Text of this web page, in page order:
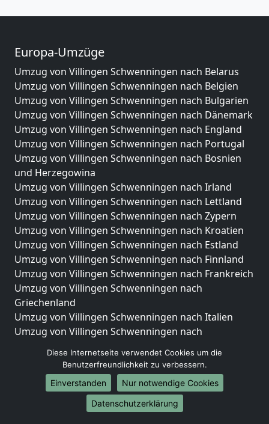
Europa-Umzüge
Umzug von Villingen Schwenningen nach Belarus
Umzug von Villingen Schwenningen nach Belgien
Umzug von Villingen Schwenningen nach Bulgarien
Umzug von Villingen Schwenningen nach Dänemark
Umzug von Villingen Schwenningen nach England
Umzug von Villingen Schwenningen nach Portugal
Umzug von Villingen Schwenningen nach Bosnien
und Herzegowina
Umzug von Villingen Schwenningen nach Irland
Umzug von Villingen Schwenningen nach Lettland
Umzug von Villingen Schwenningen nach Zypern
Umzug von Villingen Schwenningen nach Kroatien
Umzug von Villingen Schwenningen nach Estland
Umzug von Villingen Schwenningen nach Finnland
Umzug von Villingen Schwenningen nach Frankreich
Umzug von Villingen Schwenningen nach
Griechenland
Umzug von Villingen Schwenningen nach Italien
Umzug von Villingen Schwenningen nach
Umzug von Villingen Schwenningen nach
Luxemburg
Umzug von Villingen Schwenningen nach
Diese Internetseite verwendet Cookies um die
Benutzerfreundlichkeit zu verbessern.
Einverstanden
Nur notwendige Cookies
Datenschutzerklärung